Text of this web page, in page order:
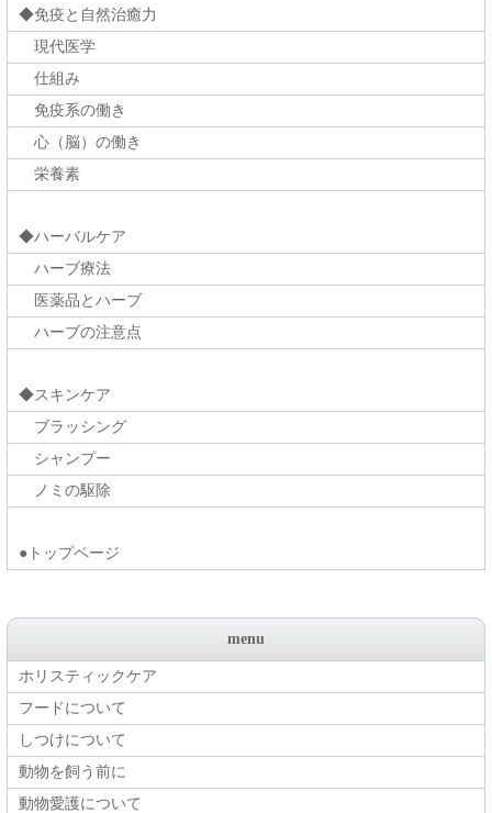
◆免疫と自然治癒力
現代医学
仕組み
免疫系の働き
心（脳）の働き
栄養素
◆ハーバルケア
ハーブ療法
医薬品とハーブ
ハーブの注意点
◆スキンケア
ブラッシング
シャンプー
ノミの駆除
●トップページ
menu
ホリスティックケア
フードについて
しつけについて
動物を飼う前に
動物愛護について